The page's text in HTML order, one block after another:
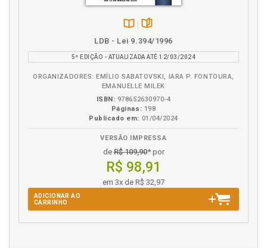
B.V.
LDB - Lei 9.394/1996
5ª EDIÇÃO - ATUALIZADA ATÉ 12/03/2024
ORGANIZADORES: EMÍLIO SABATOVSKI, IARA P. FONTOURA,
EMANUELLE MILEK
ISBN: 978652630970-4
Páginas: 198
Publicado em: 01/04/2024
VERSÃO IMPRESSA
deR$ 109,90* por
R$ 98,91
em 3x de R$ 32,97
ADICIONAR AO
CARRINHO